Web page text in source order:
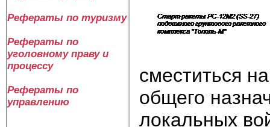
Рефераты по туризму
Рефераты по
уголовному праву и
процессу
Рефераты по
управлению
сместиться
общего
локальных